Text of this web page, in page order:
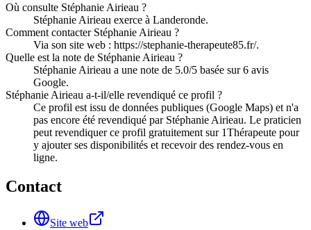
Où consulte Stéphanie Airieau ?
Stéphanie Airieau exerce à Landeronde.
Comment contacter Stéphanie Airieau ?
Via son site web : https://stephanie-therapeute85.fr/.
Quelle est la note de Stéphanie Airieau ?
Stéphanie Airieau a une note de 5.0/5 basée sur 6 avis
Google.
Stéphanie Airieau a-t-il/elle revendiqué ce profil ?
Ce profil est issu de données publiques (Google Maps) et n'a
pas encore été revendiqué par Stéphanie Airieau. Le praticien
peut revendiquer ce profil gratuitement sur 1Thérapeute pour
y ajouter ses disponibilités et recevoir des rendez-vous en
ligne.
Contact
Site web